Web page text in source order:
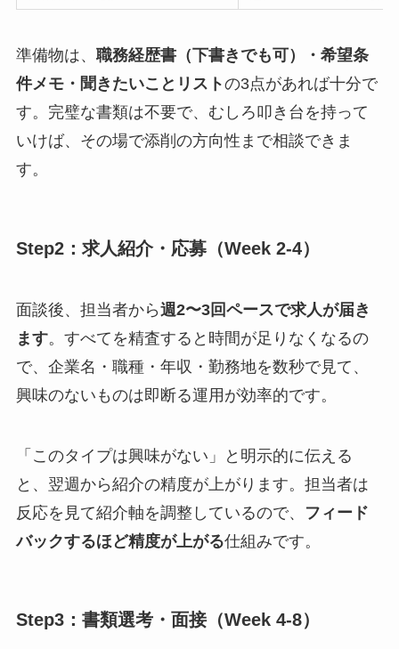
準備物は、 職務経歴書（下書きでも可）・希望条
件メモ・聞きたいことリストの3点があれば十分で
す。完璧な書類は不要で、むしろ叩き台を持って
いけば、その場で添削の方向性まで相談できま
す。
Step2：求人紹介・応募（Week 2-4）
面談後、担当者から週2〜3回ペースで求人が届き
ます。すべてを精査すると時間が足りなくなるの
で、企業名・職種・年収・勤務地を数秒で見て、
興味のないものは即断る運用が効率的です。
「このタイプは興味がない」と明示的に伝える
と、翌週から紹介の精度が上がります。担当者は
反応を見て紹介軸を調整しているので、
フィード
バックするほど精度が上がる仕組みです。
Step3：書類選考・面接（Week 4-8）